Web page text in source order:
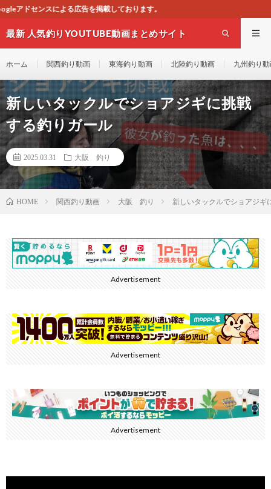
しております。
最新 人気釣りYOUTUBE動画まとめサイト
ホーム 関西釣り動画 東海釣り動画 北陸釣り動画 九州釣り
新しいタックルでショアジギに挑戦
する釣りガール
2025.03.31 大阪 釣り
HOME 関西釣り動画 大阪 釣り 新しいタックルでショアジギ
Advertisement
Advertisement
Advertisement